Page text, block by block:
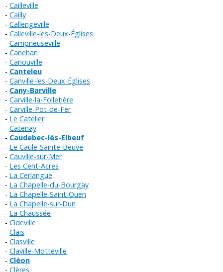
Cailleville
Cailly
Callengeville
Calleville-les-Deux-Églises
Campneuseville
Canehan
Canouville
Canteleu
Canville-les-Deux-Églises
Cany-Barville
Carville-la-Folletière
Carville-Pot-de-Fer
Le Catelier
Catenay
Caudebec-lès-Elbeuf
Le Caule-Sainte-Beuve
Cauville-sur-Mer
Les Cent-Acres
La Cerlangue
La Chapelle-du-Bourgay
La Chapelle-Saint-Ouen
La Chapelle-sur-Dun
La Chaussée
Cideville
Clais
Clasville
Claville-Motteville
Cléon
Clères